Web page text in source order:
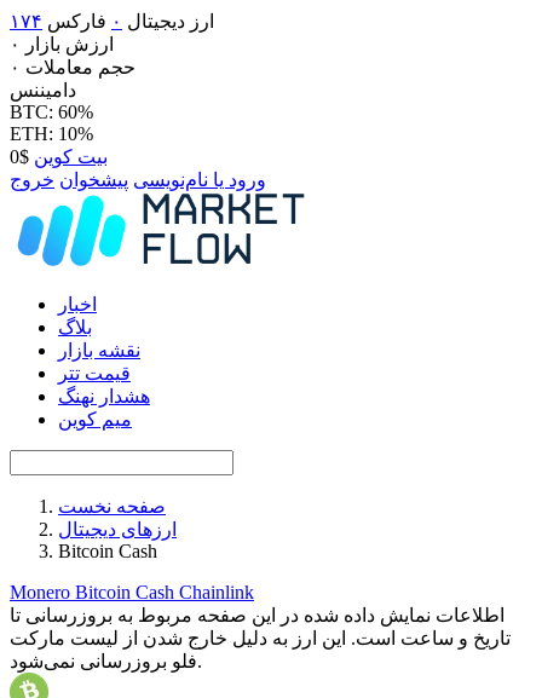
ارز دیجیتال ۰ فارکس ۱۷۴
ارزش بازار
۰
حجم معاملات ۰
دامیننس
BTC: 60%
ETH: 10%
بیت کوین $0
ورود یا نام‌نویسی پیشخوان خروج
اخبار
بلاگ
نقشه بازار
قیمت تتر
هشدار نهنگ
میم کوین
صفحه نخست
ارزهای دیجیتال
Bitcoin Cash
Monero Bitcoin Cash Chainlink
اطلاعات نمایش داده شده در این صفحه مربوط به بروزرسانی تا
تاریخ و ساعت است. این ارز به دلیل خارج شدن از لیست مارکت
فلو بروزرسانی نمی‌شود.